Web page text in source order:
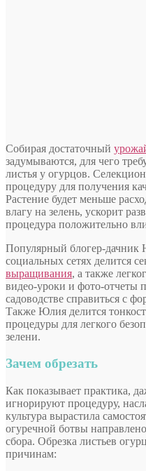
Собирая достаточный
задумываются, для чего
листья у огурцов.
процедуру для получения
Растение будет меньше
влагу на зелень, ускорит
процедура положительно
Популярный блогер-
социальных сетях делится
выращивания, а также
видео-уроки и фото-отчеты
садоводстве справиться с
Также Юлия делится
процедуры для легкого
зелени.
Зачем обрезать
Как показывает практика,
игнорируют процедуру,
культура вырастила
огуречной ботвы
сбора. Обрезка листьев
причинам: